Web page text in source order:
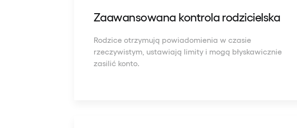
Zaawansowana kontrola rodzicielska
Rodzice otrzymują powiadomienia w czasie
rzeczywistym, ustawiają limity i mogą błyskawicznie
zasilić konto.